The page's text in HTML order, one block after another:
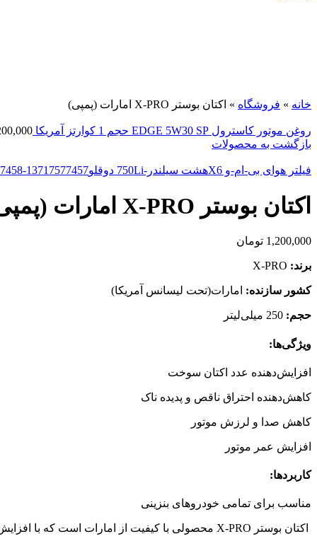
خانه » فروشگاه » اکتان بوستر X-PRO امارات (پمپی)
روغن موتور کاسترول EDGE 5W30 SP حجم 1 کوارتز آمریکا
بازگشت به محصولات
فیلتر هوای بی-ام-و X6هشت سیلندر-750Li دوقلو13717577457-13717577458
اکتان بوستر X-PRO امارات (پمپی)
1,200,000 تومان
برند:
کشور سازنده: امارات(تحت لیسانس آمریکا)
حجم:
ویژگی‌ها:
افزایش‌دهنده عدد اکتان سوخت
کاهش‌دهنده احتراق ناقص و پدیده ناک
کاهش صدا و لرزش موتور
افزایش عمر موتور
کاربردها:
مناسب برای تمامی خودروهای بنزینی
اکتان بوستر X-PRO محصولی با کیفیت از امارات است که با افزایش عدد اکتان بنزین، به بهبود عملکرد موتور، کاهش صدا و لرزش، و افزایش عمر موتور کمک می‌کند.